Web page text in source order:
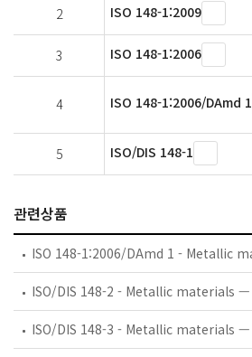
2 ISO 148-1:2009
3 ISO 148-1:2006
4 ISO 148-1:2006/DAmd 1
5 ISO/DIS 148-1
관련상품